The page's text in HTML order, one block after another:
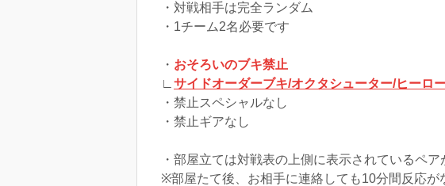
・対戦相手は完全ランダム
・1チーム2名必要です
・ おそろいのブキ禁止
∟ サイドオーダーブキ/オクタシューター/ヒーロ
・禁止スペシャルなし
・禁止ギアなし
・部屋立ては対戦表の上側に表示されているペ
※部屋たて後、お相手に連絡しても10分間反応